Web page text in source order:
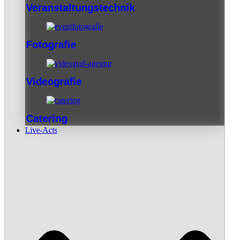
Veranstaltungstechnik
Fotografie
Videografie
Catering
Live-Acts